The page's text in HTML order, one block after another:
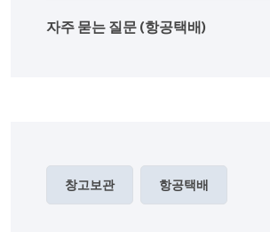
자주 묻는 질문 (항공택배)
창고보관 항공택배